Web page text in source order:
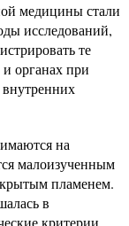
медицины стали
исследований,
те
органах при
на
малоизученным
пламенем.
в
критерии